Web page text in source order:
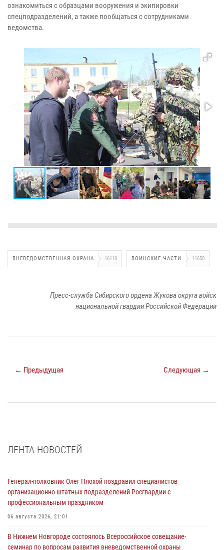
ознакомиться с образцами вооружения и экипировки
спецподразделений, а также пообщаться с сотрудниками
ведомства.
ВНЕВЕДОМСТВЕННАЯ ОХРАНА 16110 ВОИНСКИЕ ЧАСТИ 11650
Пресс-служба Сибирского ордена Жукова округа войск
национальной гвардии Российской Федерации
← Предыдущая Следующая →
ЛЕНТА НОВОСТЕЙ
Генерал-полковник Олег Плохой поздравил специалистов
организационно-штатных подразделений Росгвардии с
профессиональным праздником
06 августа 2026, 21:01
В Нижнем Новгороде состоялось Всероссийское совещание-
семинар по вопросам развития вневедомственной охраны